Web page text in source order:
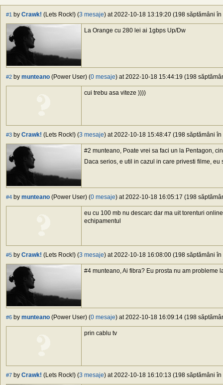
#1 by Crawk! (Lets Rock!) (3 mesaje) at 2022-10-18 13:19:20 (198 săptămâni în
La Orange cu 280 lei ai 1gbps Up/Dw
#2 by munteano (Power User) (0 mesaje) at 2022-10-18 15:44:19 (198
cui trebu asa viteze ))))
#3 by Crawk! (Lets Rock!) (3 mesaje) at 2022-10-18 15:48:47 (198 săptămâni în
#2 munteano, Poate vrei sa faci un la Pentagon,
Daca serios, e util in cazul in care privesti filme,
#4 by munteano (Power User) (0 mesaje) at 2022-10-18 16:05:17 (198
eu cu 100 mb nu descarc dar ma uit torenturi
echipamentul
#5 by Crawk! (Lets Rock!) (3 mesaje) at 2022-10-18 16:08:00 (198 săptămâni în
#4 munteano, Ai fibra? Eu prosta nu am probleme
#6 by munteano (Power User) (0 mesaje) at 2022-10-18 16:09:14 (198
prin cablu tv
#7 by Crawk! (Lets Rock!) (3 mesaje) at 2022-10-18 16:10:13 (198 săptămâni în